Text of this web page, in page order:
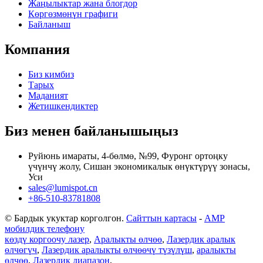
Жаңылыктар жана блогдор
Көргөзмөнүн графиги
Байланыш
Компания
Биз кимбиз
Тарых
Маданият
Жетишкендиктер
Биз менен байланышыңыз
Руйюнь имараты, 4-бөлмө, №99, Фуронг ортоңку
үчүнчү жолу, Сишан экономикалык өнүктүрүү зонасы,
Уси
sales@lumispot.cn
+86-510-83781808
© Бардык укуктар корголгон. Сайттын картасы - AMP
мобилдик телефону
көздү коргоочу лазер, Аралыкты өлчөө, Лазердик аралык
өлчөгүч, Лазердик аралыкты өлчөөчү түзүлүш, аралыкты
өлчөө, Лазердик диапазон,